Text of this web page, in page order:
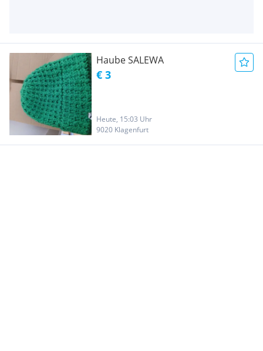
Haube SALEWA
€ 3
Heute, 15:03 Uhr
9020 Klagenfurt